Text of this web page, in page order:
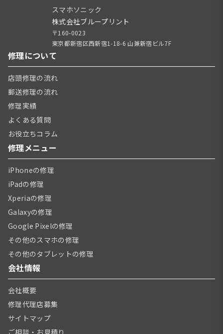
スマホソニック
株式会社ブループリント
〒160-0023
東京都新宿区西新宿1-18-6 山兼新宿ビル7F
修理について
店頭修理の流れ
郵送修理の流れ
修理実績
よくある質問
お役立ちコラム
修理メニュー
iPhoneの修理
iPadの修理
Xperiaの修理
Galaxyの修理
Google Pixelの修理
その他のスマホの修理
その他のタブレットの修理
会社情報
会社概要
修理代理店募集
サイトマップ